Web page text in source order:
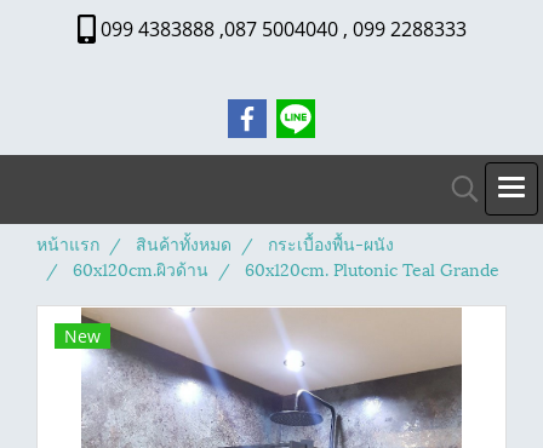
099 4383888 ,087 5004040 , 099 2288333
หน้าแรก สินค้าทั้งหมด
กระเบื้องพื้น-ผนัง
60x120cm.ผิวด้าน
60x120cm. Plutonic Teal Grande
New